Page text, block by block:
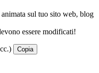
sul tuo sito web, blog
essere modificati!
Copia